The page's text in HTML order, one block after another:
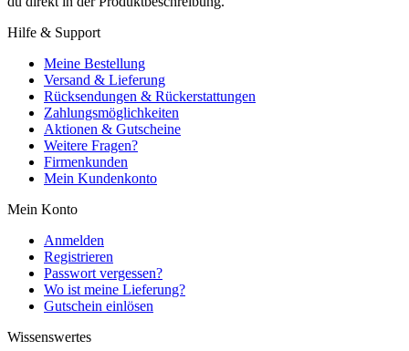
Hilfe & Support
Meine Bestellung
Versand & Lieferung
Rücksendungen & Rückerstattungen
Zahlungsmöglichkeiten
Aktionen & Gutscheine
Weitere Fragen?
Firmenkunden
Mein Kundenkonto
Mein Konto
Anmelden
Registrieren
Passwort vergessen?
Wo ist meine Lieferung?
Gutschein einlösen
Wissenswertes